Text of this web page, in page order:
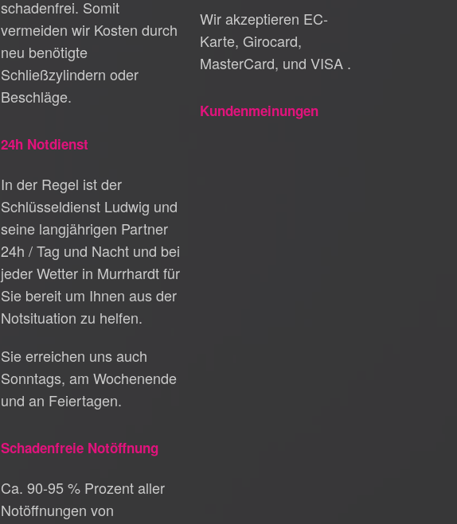
schadenfrei. Somit
vermeiden wir Kosten durch
neu benötigte
Schließzylindern oder
Beschläge.
24h Notdienst
In der Regel ist der
Schlüsseldienst Ludwig und
seine langjährigen Partner
24h / Tag und Nacht und bei
jeder Wetter in Murrhardt für
Sie bereit um Ihnen aus der
Notsituation zu helfen.
Sie erreichen uns auch
Sonntags, am Wochenende
und an Feiertagen.
Schadenfreie Notöffnung
Ca. 90-95 % Prozent aller
Notöffnungen von
Wir akzeptieren EC-
Karte, Girocard,
MasterCard, und VISA .
Kundenmeinungen